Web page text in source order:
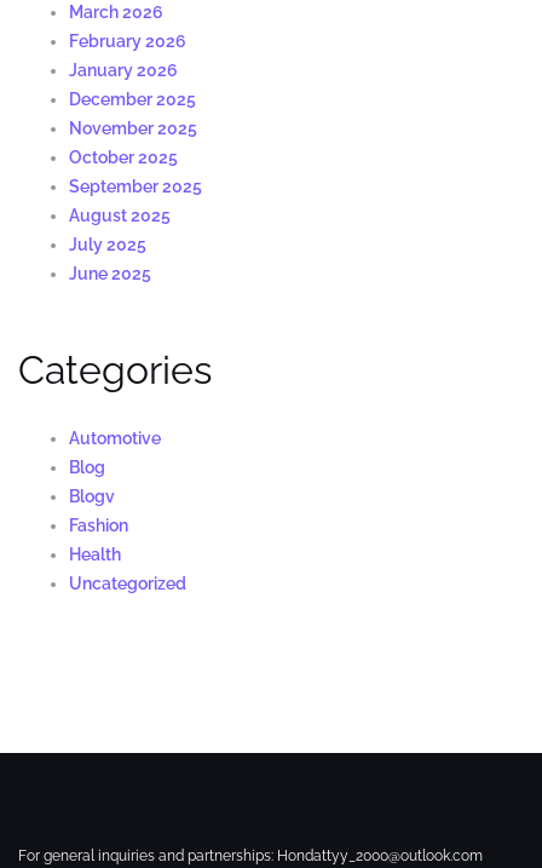
March 2026
February 2026
January 2026
December 2025
November 2025
October 2025
September 2025
August 2025
July 2025
June 2025
Categories
Automotive
Blog
Blogv
Fashion
Health
Uncategorized
For general inquiries and partnerships: Hondattyy_2000@outlook.com